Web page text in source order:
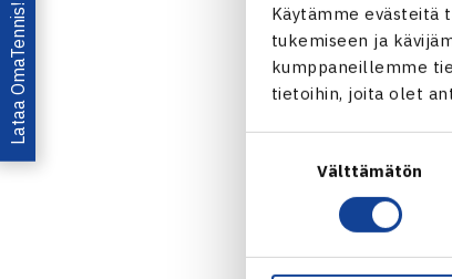
Käytämme evästeitä
tukemiseen ja
kumppaneillemme
tietoihin, joita olet
Välttämätön
Lataa OmaTennis!